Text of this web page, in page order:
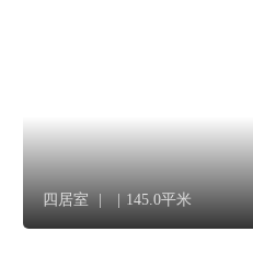
四居室 145.0平米